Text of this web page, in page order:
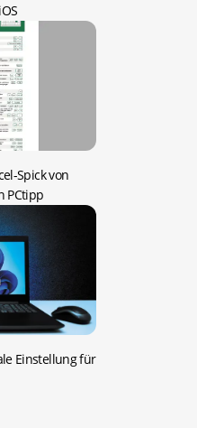
Spick von
PCtipp
Einstellung für